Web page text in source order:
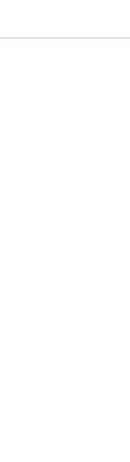
объемном волокне и